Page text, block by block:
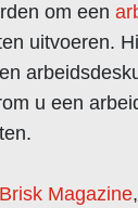
om een
uitvoeren.
u een
Magazine